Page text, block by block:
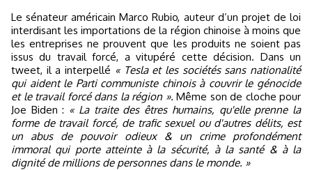
Le sénateur américain Marco Rubio, auteur d’un projet de loi
interdisant les importations de la région chinoise à moins que
les entreprises ne prouvent que les produits ne soient pas
issus du travail forcé, a vitupéré cette décision. Dans un
tweet, il a interpellé « Tesla et les sociétés sans nationalité
qui aident le Parti communiste chinois à couvrir le génocide
et le travail forcé dans la région ». Même son de cloche pour
Joe Biden : « La traite des êtres humains, qu'elle prenne la
forme de travail forcé, de trafic sexuel ou d'autres délits, est
un abus de pouvoir odieux & un crime profondément
immoral qui porte atteinte à la sécurité, à la santé & à la
dignité de millions de personnes dans le monde. »